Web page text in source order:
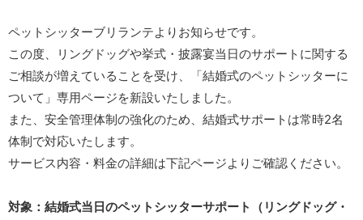
ペットシッターブリランテよりお知らせです。
この度、リングドッグや挙式・披露宴当日のサポートに関する
ご相談が増えていることを受け、「結婚式のペットシッターに
ついて」専用ページを新設いたしました。
また、安全管理体制の強化のため、結婚式サポートは常時2名
体制で対応いたします。
サービス内容・料金の詳細は下記ページよりご確認ください。
対象：結婚式当日のペットシッターサポート（リングドッグ・